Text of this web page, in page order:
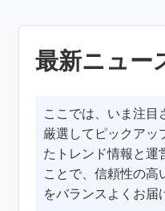
最新ニュー
ここでは、いま注目
厳選してピックアッ
たトレンド情報と運
ことで、信頼性の高
をバランスよくお届